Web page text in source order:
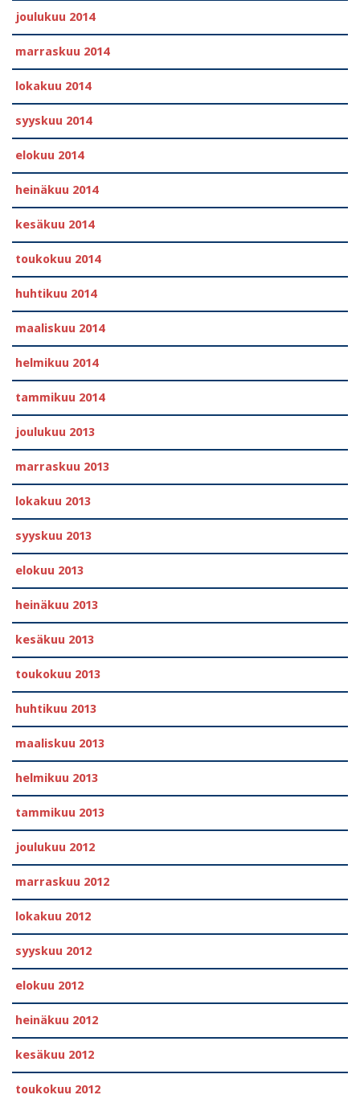
joulukuu 2014
marraskuu 2014
lokakuu 2014
syyskuu 2014
elokuu 2014
heinäkuu 2014
kesäkuu 2014
toukokuu 2014
huhtikuu 2014
maaliskuu 2014
helmikuu 2014
tammikuu 2014
joulukuu 2013
marraskuu 2013
lokakuu 2013
syyskuu 2013
elokuu 2013
heinäkuu 2013
kesäkuu 2013
toukokuu 2013
huhtikuu 2013
maaliskuu 2013
helmikuu 2013
tammikuu 2013
joulukuu 2012
marraskuu 2012
lokakuu 2012
syyskuu 2012
elokuu 2012
heinäkuu 2012
kesäkuu 2012
toukokuu 2012